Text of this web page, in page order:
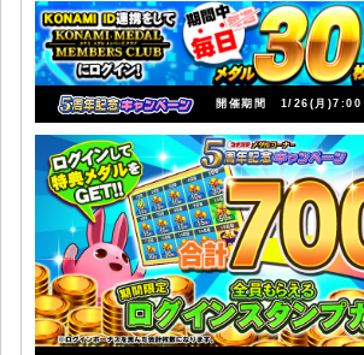
開催期間 1/26(月)7:00